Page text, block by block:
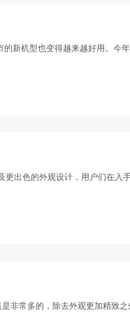
新机型也变得越来越好用。
出色的外观设计，用户们在
非常多的，除去外观更加精致